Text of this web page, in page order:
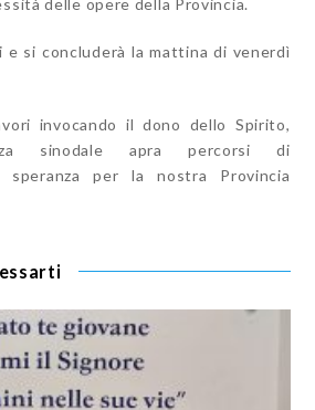
e si concluderà la mattina di venerdì
invocando il dono dello Spirito,
sinodale apra percorsi di
per la nostra Provincia